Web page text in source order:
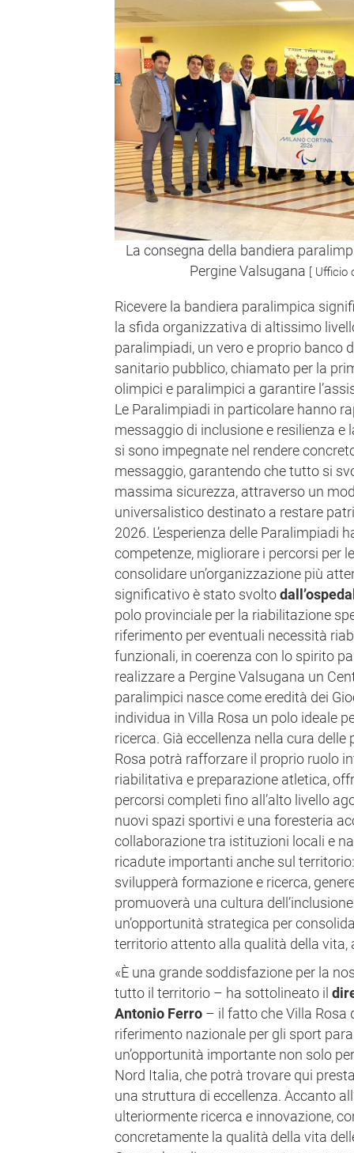
La consegna della bandiera
Pergine Valsugana
[
Ricevere la bandiera paralimpica
la sfida organizzativa di altissimo
paralimpiadi, un vero e proprio banco
sanitario pubblico, chiamato per la
olimpici e paralimpici a garantire
Le Paralimpiadi in particolare hanno
messaggio di inclusione e resilienza e
si sono impegnate nel rendere
messaggio, garantendo che tutto si
massima sicurezza, attraverso un
universalistico destinato a restare
2026. L’esperienza delle Paralimpiadi
competenze, migliorare i percorsi per
consolidare un’organizzazione più
significativo è stato svolto
polo provinciale per la riabilitazione
riferimento per eventuali necessità
funzionali, in coerenza con lo spirito
realizzare a Pergine Valsugana un
paralimpici nasce come eredità dei
individua in Villa Rosa un polo ideale
ricerca. Già eccellenza nella cura
Rosa potrà rafforzare il proprio ruolo
riabilitativa e preparazione atletica,
percorsi completi fino all’alto livello
nuovi spazi sportivi e una foresteria
collaborazione tra istituzioni locali e
ricadute importanti anche sul
svilupperà formazione e ricerca,
promuoverà una cultura
un’opportunità strategica per
territorio attento alla qualità della vita,
«È una grande soddisfazione per la
tutto il territorio – ha sottolineato il
Antonio Ferro – il fatto che Villa Rosa
riferimento nazionale per gli sport
un’opportunità importante non solo
Nord Italia, che potrà trovare qui
una struttura di eccellenza. Accanto
ulteriormente ricerca e innovazione,
concretamente la qualità della vita